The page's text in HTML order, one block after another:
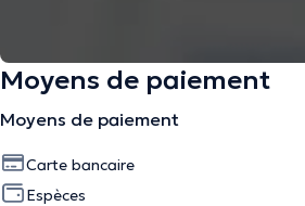
Moyens de paiement
Moyens de paiement
Carte bancaire
Espèces